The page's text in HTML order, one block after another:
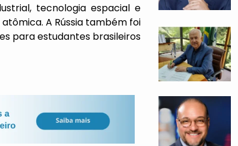
tecnologia espacial e
A Rússia também foi
para estudantes brasileiros